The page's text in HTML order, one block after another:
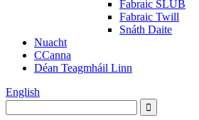
Fabraic SLUB
Fabraic Twill
Snáth Daite
Nuacht
CCanna
Déan Teagmháil Linn
English